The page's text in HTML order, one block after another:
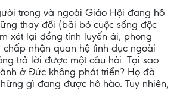
trong và ngoài Giáo Hội đang hô
thay đổi (bãi bỏ cuộc sống độc
xét lại đồng tính luyến ái, phong
chấp nhận quan hệ tình dục ngoài
trả lời được một câu hỏi: Tại sao
ở Đức không phát triển? Họ đã
gì đang được hô hào. Tuy nhiên,